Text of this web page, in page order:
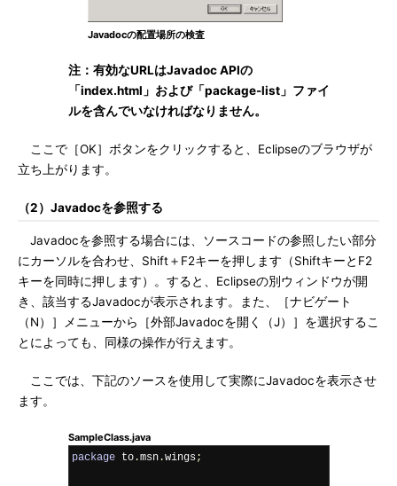
Javadocの配置場所の検査
注：有効なURLはJavadoc APIの
「index.html」および「package-list」ファイ
ルを含んでいなければなりません。
ここで［OK］ボタンをクリックすると、Eclipseのブラウザが
立ち上がります。
（2）Javadocを参照する
Javadocを参照する場合には、ソースコードの参照したい部分
にカーソルを合わせ、Shift＋F2キーを押します（ShiftキーとF2
キーを同時に押します）。すると、Eclipseの別ウィンドウが開
き、該当するJavadocが表示されます。また、［ナビゲート
（N）］メニューから［外部Javadocを開く（J）］を選択するこ
とによっても、同様の操作が行えます。
ここでは、下記のソースを使用して実際にJavadocを表示させ
ます。
SampleClass.java
package to.msn.wings;